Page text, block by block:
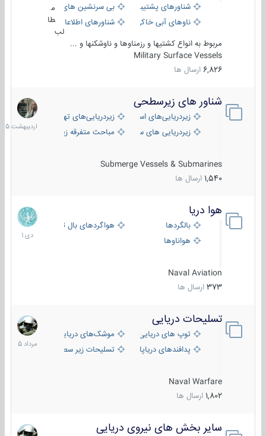
شناورهای پشتیبانی
بی سرنشین های دریایی
ناوهای آبی خاکی و نیروبرشناورهای اطلاعاتی و جاسوسی
طا
لب
مربوط به انواع کشتیها و رزمناوها و ناوشکنها و ...
Military Surface Vessels
6,826 ارسال ها
شناور های زیرسطحی
زیردریایی‌های استراتژیکزیردریایی‌های تهاجمی
زیردریایی های سبک
مباحث متفرقه زیرسطحی
Submerge Vessels & Submarines
1,540 ارسال ها
31
1405
هوا دریا
بالگردها
هواگردهای بال ثابت
هواناوها
Naval Aviation
373 ارسال ها
12
دی
1401
تسلیحات دریایی
توپ های دریایی
موشک‌های دریایی
پدافندهای دریاپایه
تسلیحات زیر سطحی
Naval Warfare
1,802 ارسال ها
2
مرداد
1405
سایر بخش های نیروی دریایی
22